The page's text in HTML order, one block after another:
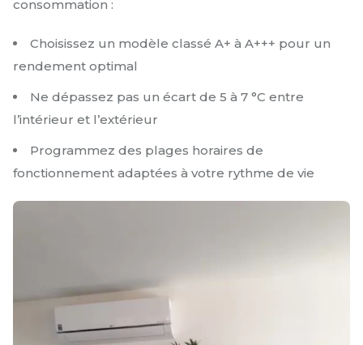
consommation :
Choisissez un modèle classé A+ à A+++ pour un
rendement optimal
Ne dépassez pas un écart de 5 à 7 °C entre
l’intérieur et l’extérieur
Programmez des plages horaires de
fonctionnement adaptées à votre rythme de vie